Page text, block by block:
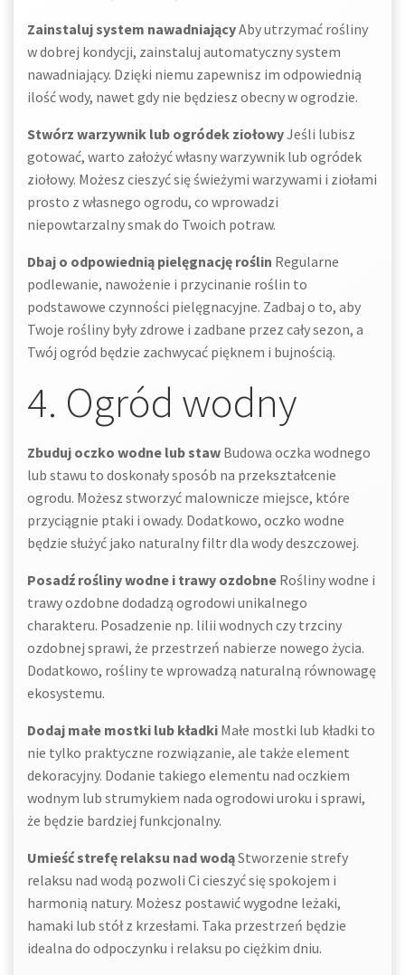
Zainstaluj system nawadniającyAby utrzymać rośliny
w dobrej kondycji, zainstaluj automatyczny system
nawadniający. Dzięki niemu zapewnisz im odpowiednią
ilość wody, nawet gdy nie będziesz obecny w ogrodzie.
Stwórz warzywnik lub ogródek ziołowyJeśli lubisz
gotować, warto założyć własny warzywnik lub ogródek
ziołowy. Możesz cieszyć się świeżymi warzywami i ziołami
prosto z własnego ogrodu, co wprowadzi
niepowtarzalny smak do Twoich potraw.
Dbaj o odpowiednią pielęgnację roślin Regularne
podlewanie, nawożenie i przycinanie roślin to
podstawowe czynności pielęgnacyjne. Zadbaj o to, aby
Twoje rośliny były zdrowe i zadbane przez cały sezon, a
Twój ogród będzie zachwycać pięknem i bujnością.
4. Ogród wodny
Zbuduj oczko wodne lub staw Budowa oczka wodnego
lub stawu to doskonały sposób na przekształcenie
ogrodu. Możesz stworzyć malownicze miejsce, które
przyciągnie ptaki i owady. Dodatkowo, oczko wodne
będzie służyć jako naturalny filtr dla wody deszczowej.
Posadź rośliny wodne i trawy ozdobne Rośliny wodne i
trawy ozdobne dodadzą ogrodowi unikalnego
charakteru. Posadzenie np. lilii wodnych czy trzciny
ozdobnej sprawi, że przestrzeń nabierze nowego życia.
Dodatkowo, rośliny te wprowadzą naturalną równowagę
ekosystemu.
Dodaj małe mostki lub kładki Małe mostki lub kładki to
nie tylko praktyczne rozwiązanie, ale także element
dekoracyjny. Dodanie takiego elementu nad oczkiem
wodnym lub strumykiem nada ogrodowi uroku i sprawi,
że będzie bardziej funkcjonalny.
Umieść strefę relaksu nad wodąStworzenie strefy
relaksu nad wodą pozwoli Ci cieszyć się spokojem i
harmonią natury. Możesz postawić wygodne leżaki,
hamaki lub stół z krzesłami. Taka przestrzeń będzie
idealna do odpoczynku i relaksu po ciężkim dniu.